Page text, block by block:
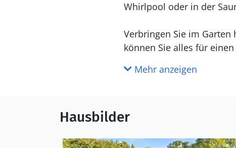
Whirlpool oder in der
Verbringen Sie im
können Sie alles für
Kegnæs bietet
mit ihren vielen
Mehr anzeigen
Hausbilder